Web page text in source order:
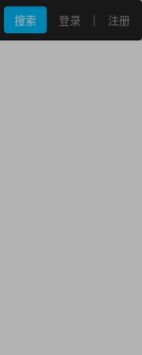
搜索 登录 | 注册